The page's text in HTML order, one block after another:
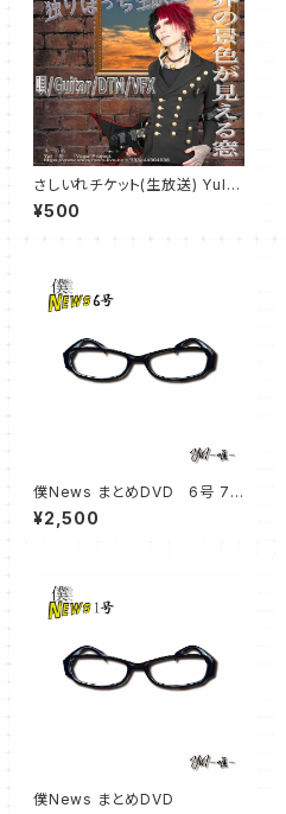
さしいれチケット(生放送) YuIの
独りぼっち生放送 87回目 7月2
5日
¥500
僕News まとめDVD 6号 7
号
¥2,500
僕News まとめDVD